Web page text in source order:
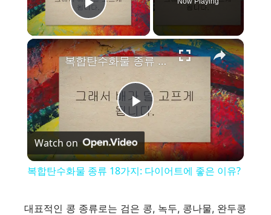
Play Video
×
P
l
복합탄수화물 종류 18가지: 다이어트에 좋은 이유?
Watch on
복합탄수화물 종류 18가지: 다이어트에 좋은 이유?
대표적인 콩 종류로는 검은 콩, 녹두, 콩나물, 완두콩